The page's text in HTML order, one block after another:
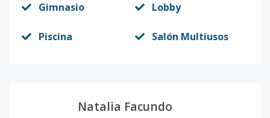
Gimnasio Lobby
Piscina Salón Multiusos
Natalia Facundo